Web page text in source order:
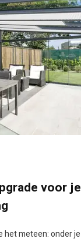
voor je
het meteen: onder je